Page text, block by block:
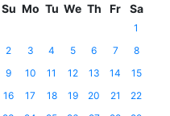
Su Mo Tu We Th Fr Sa
1
2
3 4 5 6 7
8
9
10 11 12 13 14
15
16
17 18 19 20 21
22